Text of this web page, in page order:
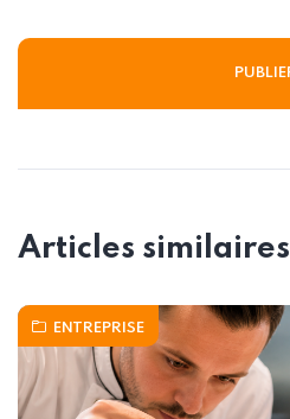
Articles similaires
ENTREPRISE